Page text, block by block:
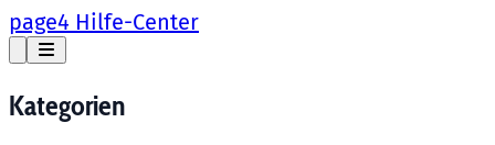
page4 Hilfe-Center
Kategorien